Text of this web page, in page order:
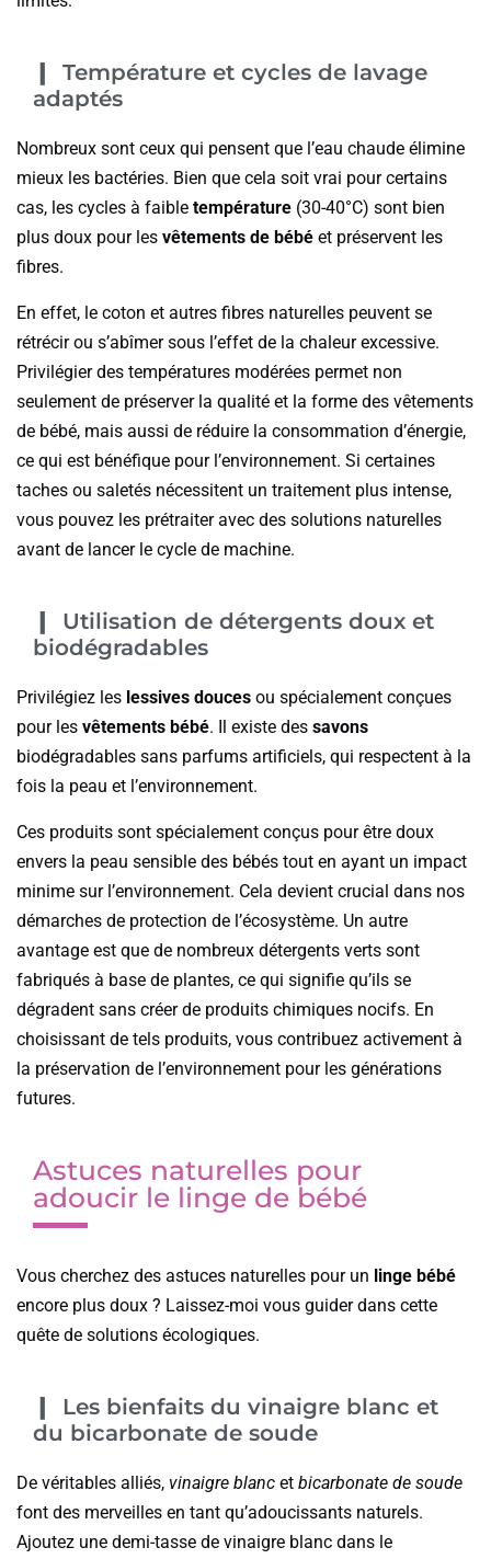
Température et cycles de lavage
adaptés
Nombreux sont ceux qui pensent que l’eau chaude élimine
mieux les bactéries. Bien que cela soit vrai pour certains
cas, les cycles à faible température (30-40°C) sont bien
plus doux pour les vêtements de bébé et préservent les
fibres.
En effet, le coton et autres fibres naturelles peuvent se
rétrécir ou s’abîmer sous l’effet de la chaleur excessive.
Privilégier des températures modérées permet non
seulement de préserver la qualité et la forme des vêtements
de bébé, mais aussi de réduire la consommation d’énergie,
ce qui est bénéfique pour l’environnement. Si certaines
taches ou saletés nécessitent un traitement plus intense,
vous pouvez les prétraiter avec des solutions naturelles
avant de lancer le cycle de machine.
Utilisation de détergents doux et
biodégradables
Privilégiez les lessives douces ou spécialement conçues
pour les vêtements bébé. Il existe des savons
biodégradables sans parfums artificiels, qui respectent à la
fois la peau et l’environnement.
Ces produits sont spécialement conçus pour être doux
envers la peau sensible des bébés tout en ayant un impact
minime sur l’environnement. Cela devient crucial dans nos
démarches de protection de l’écosystème. Un autre
avantage est que de nombreux détergents verts sont
fabriqués à base de plantes, ce qui signifie qu’ils se
dégradent sans créer de produits chimiques nocifs. En
choisissant de tels produits, vous contribuez activement à
la préservation de l’environnement pour les générations
futures.
Astuces naturelles pour
adoucir le linge de bébé
Vous cherchez des astuces naturelles pour un linge bébé
encore plus doux ? Laissez-moi vous guider dans cette
quête de solutions écologiques.
Les bienfaits du vinaigre blanc et
du bicarbonate de soude
De véritables alliés, vinaigre blanc et bicarbonate de soude
font des merveilles en tant qu’adoucissants naturels.
Ajoutez une demi-tasse de vinaigre blanc dans le